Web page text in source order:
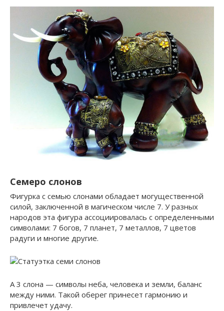
Семеро слонов
Фигурка с семью слонами обладает могущественной
силой, заключенной в магическом числе 7. У разных
народов эта фигура ассоциировалась с определенными
символами: 7 богов, 7 планет, 7 металлов, 7 цветов
радуги и многие другие.
А 3 слона — символы неба, человека и земли, баланс
между ними. Такой оберег принесет гармонию и
привлечет удачу.